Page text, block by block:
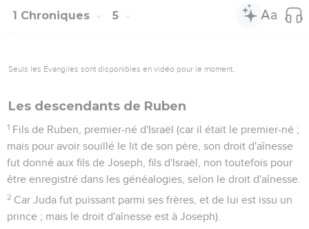
1 Chroniques 5
Seuls les Évangiles sont disponibles en vidéo pour le moment.
Les descendants de Ruben
1 Fils de Ruben, premier-né d'Israël (car il était le premier-né ;
mais pour avoir souillé le lit de son père, son droit d'aînesse
fut donné aux fils de Joseph, fils d'Israël, non toutefois pour
être enregistré dans les généalogies, selon le droit d'aînesse.
2 Car Juda fut puissant parmi ses frères, et de lui est issu un
prince ; mais le droit d'aînesse est à Joseph).